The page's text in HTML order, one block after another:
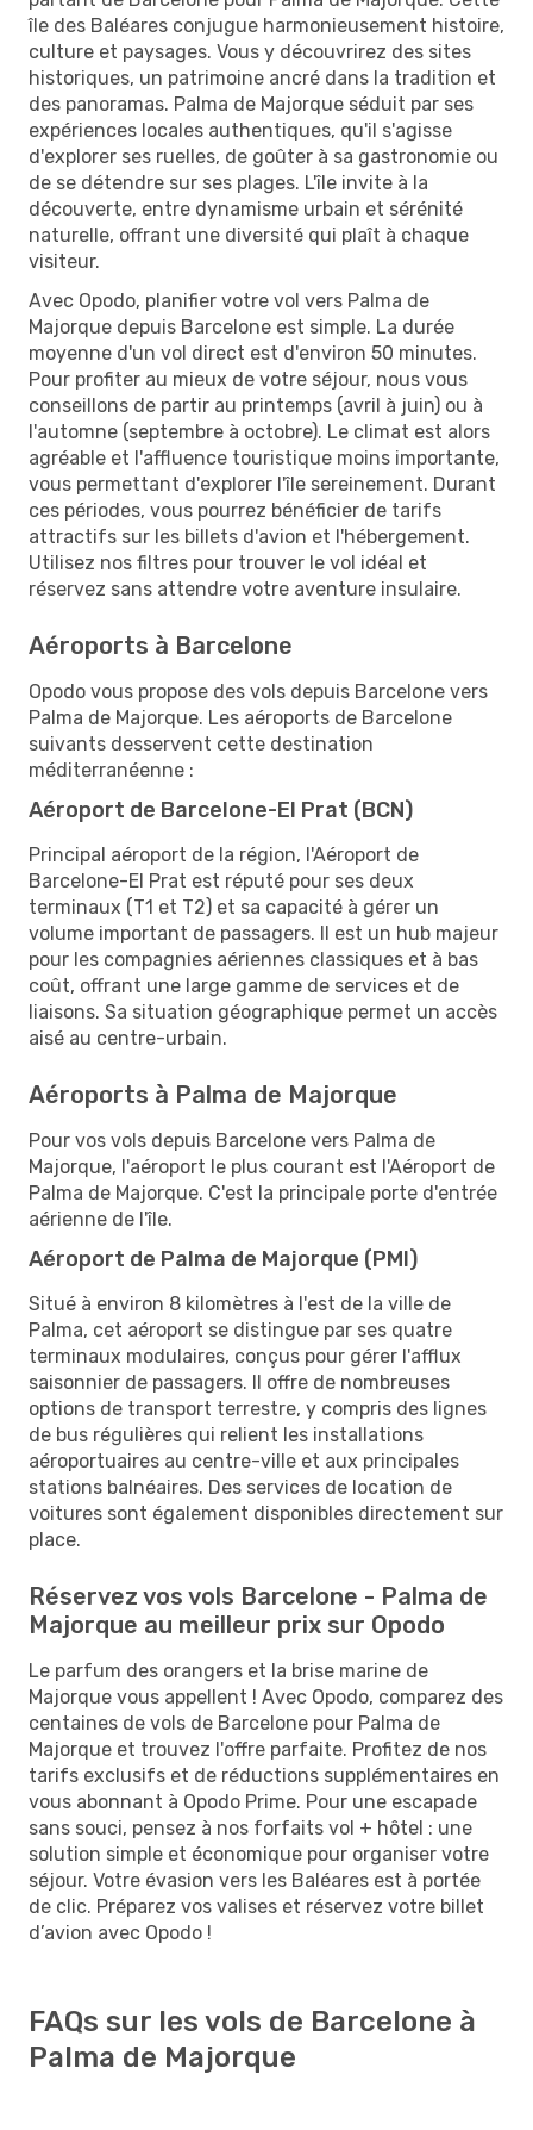
île des Baléares conjugue harmonieusement histoire,
culture et paysages. Vous y découvrirez des sites
historiques, un patrimoine ancré dans la tradition et
des panoramas. Palma de Majorque séduit par ses
expériences locales authentiques, qu'il s'agisse
d'explorer ses ruelles, de goûter à sa gastronomie ou
de se détendre sur ses plages. L'île invite à la
découverte, entre dynamisme urbain et sérénité
naturelle, offrant une diversité qui plaît à chaque
visiteur.
Avec Opodo, planifier votre vol vers Palma de
Majorque depuis Barcelone est simple. La durée
moyenne d'un vol direct est d'environ 50 minutes.
Pour profiter au mieux de votre séjour, nous vous
conseillons de partir au printemps (avril à juin) ou à
l'automne (septembre à octobre). Le climat est alors
agréable et l'affluence touristique moins importante,
vous permettant d'explorer l'île sereinement. Durant
ces périodes, vous pourrez bénéficier de tarifs
attractifs sur les billets d'avion et l'hébergement.
Utilisez nos filtres pour trouver le vol idéal et
réservez sans attendre votre aventure insulaire.
Aéroports à Barcelone
Opodo vous propose des vols depuis Barcelone vers
Palma de Majorque. Les aéroports de Barcelone
suivants desservent cette destination
méditerranéenne :
Aéroport de Barcelone-El Prat (BCN)
Principal aéroport de la région, l'Aéroport de
Barcelone-El Prat est réputé pour ses deux
terminaux (T1 et T2) et sa capacité à gérer un
volume important de passagers. Il est un hub majeur
pour les compagnies aériennes classiques et à bas
coût, offrant une large gamme de services et de
liaisons. Sa situation géographique permet un accès
aisé au centre-urbain.
Aéroports à Palma de Majorque
Pour vos vols depuis Barcelone vers Palma de
Majorque, l'aéroport le plus courant est l'Aéroport de
Palma de Majorque. C'est la principale porte d'entrée
aérienne de l'île.
Aéroport de Palma de Majorque (PMI)
Situé à environ 8 kilomètres à l'est de la ville de
Palma, cet aéroport se distingue par ses quatre
terminaux modulaires, conçus pour gérer l'afflux
saisonnier de passagers. Il offre de nombreuses
options de transport terrestre, y compris des lignes
de bus régulières qui relient les installations
aéroportuaires au centre-ville et aux principales
stations balnéaires. Des services de location de
voitures sont également disponibles directement sur
place.
Réservez vos vols Barcelone - Palma de
Majorque au meilleur prix sur Opodo
Le parfum des orangers et la brise marine de
Majorque vous appellent ! Avec Opodo, comparez des
centaines de vols de Barcelone pour Palma de
Majorque et trouvez l'offre parfaite. Profitez de nos
tarifs exclusifs et de réductions supplémentaires en
vous abonnant à Opodo Prime. Pour une escapade
sans souci, pensez à nos forfaits vol + hôtel : une
solution simple et économique pour organiser votre
séjour. Votre évasion vers les Baléares est à portée
de clic. Préparez vos valises et réservez votre billet
d’avion avec Opodo !
FAQs sur les vols de Barcelone à
Palma de Majorque